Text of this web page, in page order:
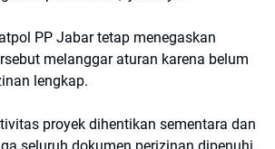
PP Jabar tetap menegaskan
melanggar aturan karena belum
lengkap.
proyek dihentikan sementara dan